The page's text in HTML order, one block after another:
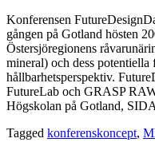
Konferensen
gången på Gotland hösten
Östersjöregionens
mineral) och dess
hållbarhetsperspektiv.
FutureLab och GRASP
Högskolan på Gotland,
Tagged konferenskoncept,